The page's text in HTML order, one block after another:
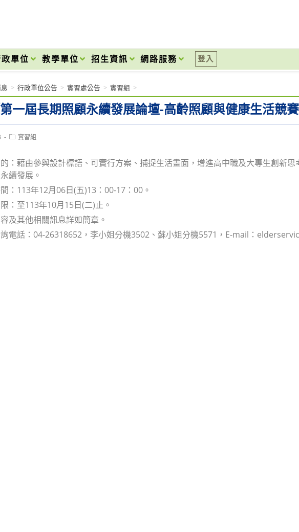
政單位 教學單位 招生資訊 網路服務 登入
一屆長期照顧永續發展論壇-高齡照顧與健康生活競賽
> 行政單位公告 > 實習處公告 > 實習組 >
Post實習組
：藉由參與設計標語、可實行方案、捕捉生活畫面，增進高中職及大專生創新思
續發展。
：113年12月06日(五)13：00-17：00。
：至113年10月15日(二)止。
及其他相關訊息詳如簡章。
電話：04-26318652，李小姐分機3502、蘇小姐分機5571，E-mail：